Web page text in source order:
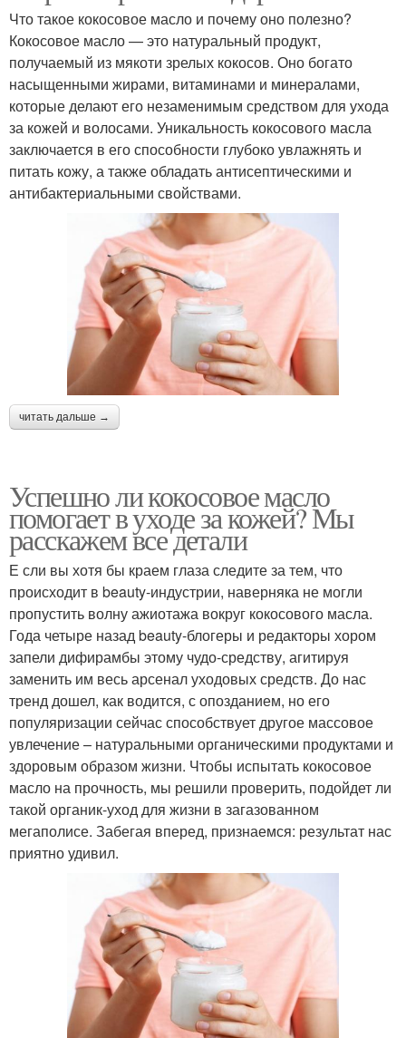
Что такое кокосовое масло и почему оно полезно?
Кокосовое масло — это натуральный продукт,
получаемый из мякоти зрелых кокосов. Оно богато
насыщенными жирами, витаминами и минералами,
которые делают его незаменимым средством для ухода
за кожей и волосами. Уникальность кокосового масла
заключается в его способности глубоко увлажнять и
питать кожу, а также обладать антисептическими и
антибактериальными свойствами.
читать дальше →
Успешно ли кокосовое масло
помогает в уходе за кожей? Мы
расскажем все детали
Е сли вы хотя бы краем глаза следите за тем, что
происходит в beauty-индустрии, наверняка не могли
пропустить волну ажиотажа вокруг кокосового масла.
Года четыре назад beauty-блогеры и редакторы хором
запели дифирамбы этому чудо-средству, агитируя
заменить им весь арсенал уходовых средств. До нас
тренд дошел, как водится, с опозданием, но его
популяризации сейчас способствует другое массовое
увлечение – натуральными органическими продуктами и
здоровым образом жизни. Чтобы испытать кокосовое
масло на прочность, мы решили проверить, подойдет ли
такой органик-уход для жизни в загазованном
мегаполисе. Забегая вперед, признаемся: результат нас
приятно удивил.